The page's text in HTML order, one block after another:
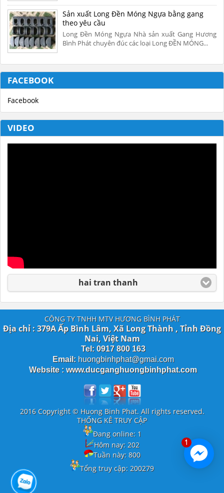
Sản xuất Long Đền Móng Ngựa bằng gang
theo yêu cầu
Long Đền Móng Ngựa Nhà sản xuất Gang Hương
Bình Phát chuyên đúc các loại Long ĐỀN MÓNG...
FACEBOOK
Facebook
VIDEO
hai tran thanh
CÔNG TY TNHH MTV HƯƠNG BÌNH PHÁT
Địa chỉ : 379A Ấp Bình Lâm, Xã Long Thành , Tỉnh Đồng
Nai, Việt Nam
Tel: 0917 800 163
Email: huongbinhphat@gmai.com
Website : www.ducganghuongbinhphat.com
2016 Copyright © Huong Binh Phat. All rights reserved.
THỐNG KÊ TRUY CẬP
Đang online: 1
Hôm nay: 202
Tuần này: 800
Tổng truy cập: 200279
1